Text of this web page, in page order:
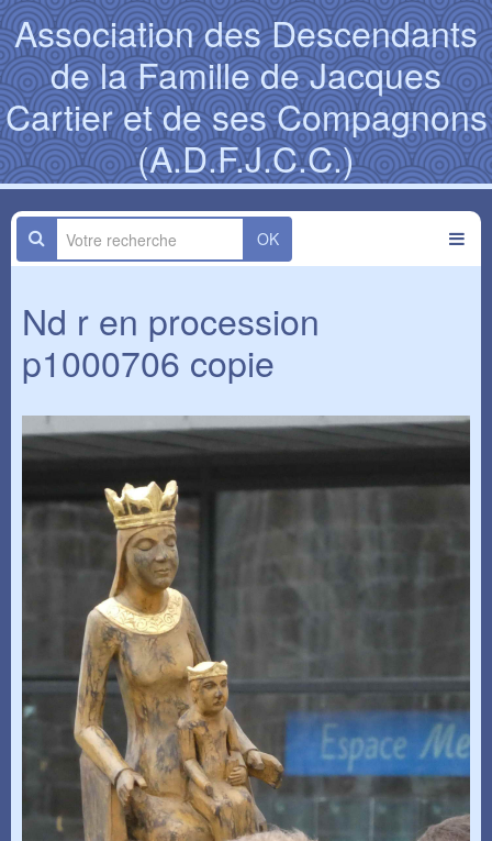
Association des Descendants
de la Famille de Jacques
Cartier et de ses Compagnons
(A.D.F.J.C.C.)
OK
Nd r en procession
p1000706 copie